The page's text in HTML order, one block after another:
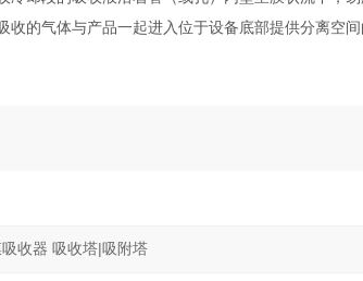
收的气体与产品一起进入位于设备底部提供分离空